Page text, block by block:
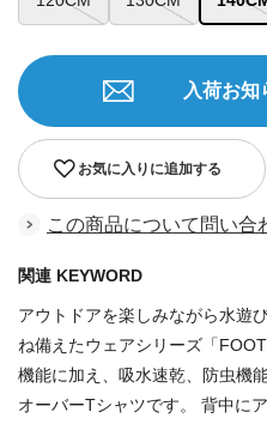
お気に入りに追加する
入荷お知
この商品について問い合
関連 KEYWORD
アウトドアを楽しみながら水遊
ね備えたウェアシリーズ「
機能に加え、吸水速乾、防虫機
オーバーTシャツです。 背中に